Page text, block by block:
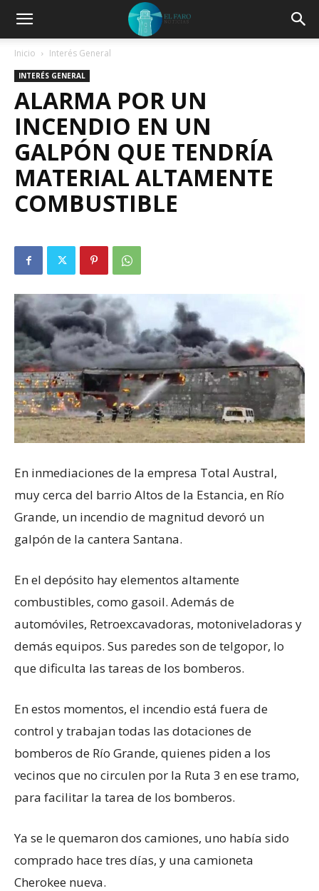
Inicio Interés General
INTERÉS GENERAL
ALARMA POR UN
INCENDIO EN UN
GALPÓN QUE TENDRÍA
MATERIAL ALTAMENTE
COMBUSTIBLE
En inmediaciones de la empresa Total Austral,
muy cerca del barrio Altos de la Estancia, en Río
Grande, un incendio de magnitud devoró un
galpón de la cantera Santana.
En el depósito hay elementos altamente
combustibles, como gasoil. Además de
automóviles, Retroexcavadoras, motoniveladoras y
demás equipos. Sus paredes son de telgopor, lo
que dificulta las tareas de los bomberos.
En estos momentos, el incendio está fuera de
control y trabajan todas las dotaciones de
bomberos de Río Grande, quienes piden a los
vecinos que no circulen por la Ruta 3 en ese tramo,
para facilitar la tarea de los bomberos.
Ya se le quemaron dos camiones, uno había sido
comprado hace tres días, y una camioneta
Cherokee nueva.